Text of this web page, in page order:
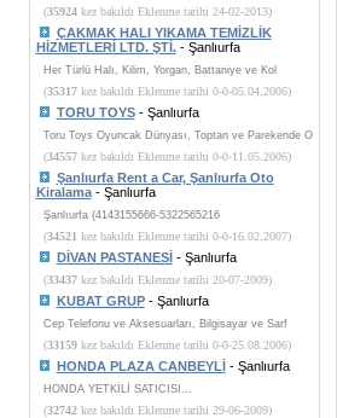
(35924kez bakıldı Eklenme tarihi 24-02-2013)
ÇAKMAK HALI YIKAMA TEMİZLİK
HİZMETLERİ LTD. ŞTİ.- Şanlıurfa
Her Türlü Halı, Kilim, Yorgan, Battaniye ve Kol
(35317kez bakıldı Eklenme tarihi 0-0-05.04.2006)
TORU TOYS- Şanlıurfa
Toru Toys Oyuncak Dünyası, Toptan ve Parekende O
(34557kez bakıldı Eklenme tarihi 0-0-11.05.2006)
Şanlıurfa Rent a Car, Şanlıurfa Oto
Kiralama- Şanlıurfa
Şanlıurfa (4143155666-5322565216
(34521 kez bakıldı Eklenme tarihi 0-0-16.02.2007)
DİVAN PASTANESİ- Şanlıurfa
(33437kez bakıldı Eklenme tarihi 20-07-2009)
KUBAT GRUP- Şanlıurfa
Cep Telefonu ve Aksesuarları, Bilgisayar ve Sarf
(33159kez bakıldı Eklenme tarihi 0-0-25.08.2006)
HONDA PLAZA CANBEYLİ- Şanlıurfa
HONDA YETKİLİ SATICISI...
(32742kez bakıldı Eklenme tarihi 29-06-2009)